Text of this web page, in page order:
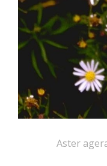
Aster